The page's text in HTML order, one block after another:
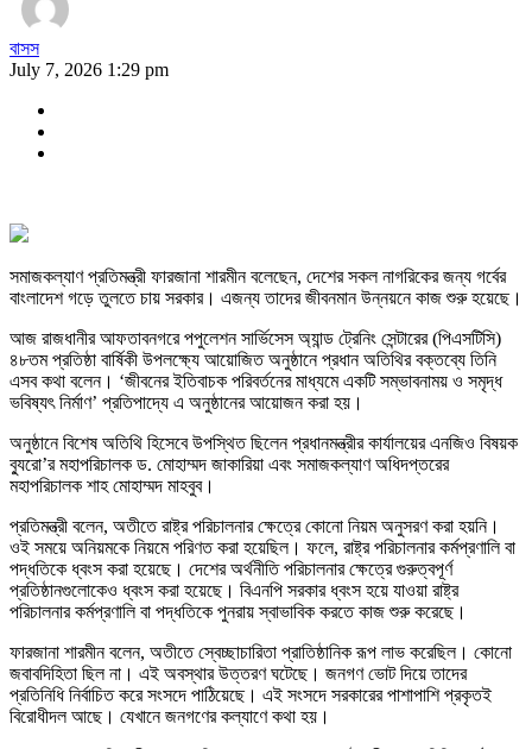
বাসস
July 7, 2026 1:29 pm
সমাজকল্যাণ প্রতিমন্ত্রী ফারজানা শারমীন বলেছেন, দেশের সকল নাগরিকের জন্য গর্বের
বাংলাদেশ গড়ে তুলতে চায় সরকার। এজন্য তাদের জীবনমান উন্নয়নে কাজ শুরু হয়েছে।
আজ রাজধানীর আফতাবনগরে পপুলেশন সার্ভিসেস অ্যান্ড ট্রেনিং সেন্টারের (পিএসটিসি)
৪৮তম প্রতিষ্ঠা বার্ষিকী উপলক্ষ্যে আয়োজিত অনুষ্ঠানে প্রধান অতিথির বক্তব্যে তিনি
এসব কথা বলেন। ‘জীবনের ইতিবাচক পরিবর্তনের মাধ্যমে একটি সম্ভাবনাময় ও সমৃদ্ধ
ভবিষ্যৎ নির্মাণ’ প্রতিপাদ্যে এ অনুষ্ঠানের আয়োজন করা হয়।
অনুষ্ঠানে বিশেষ অতিথি হিসেবে উপস্থিত ছিলেন প্রধানমন্ত্রীর কার্যালয়ের এনজিও বিষয়ক
ব্যুরো’র মহাপরিচালক ড. মোহাম্মদ জাকারিয়া এবং সমাজকল্যাণ অধিদপ্তরের
মহাপরিচালক শাহ মোহাম্মদ মাহবুব।
প্রতিমন্ত্রী বলেন, অতীতে রাষ্ট্র পরিচালনার ক্ষেত্রে কোনো নিয়ম অনুসরণ করা হয়নি।
ওই সময়ে অনিয়মকে নিয়মে পরিণত করা হয়েছিল। ফলে, রাষ্ট্র পরিচালনার কর্মপ্রণালি বা
পদ্ধতিকে ধ্বংস করা হয়েছে। দেশের অর্থনীতি পরিচালনার ক্ষেত্রে গুরুত্বপূর্ণ
প্রতিষ্ঠানগুলোকেও ধ্বংস করা হয়েছে। বিএনপি সরকার ধ্বংস হয়ে যাওয়া রাষ্ট্র
পরিচালনার কর্মপ্রণালি বা পদ্ধতিকে পুনরায় স্বাভাবিক করতে কাজ শুরু করেছে।
ফারজানা শারমীন বলেন, অতীতে স্বেচ্ছাচারিতা প্রাতিষ্ঠানিক রূপ লাভ করেছিল। কোনো
জবাবদিহিতা ছিল না। এই অবস্থার উত্তরণ ঘটেছে। জনগণ ভোট দিয়ে তাদের
প্রতিনিধি নির্বাচিত করে সংসদে পাঠিয়েছে। এই সংসদে সরকারের পাশাপাশি প্রকৃতই
বিরোধীদল আছে। যেখানে জনগণের কল্যাণে কথা হয়।